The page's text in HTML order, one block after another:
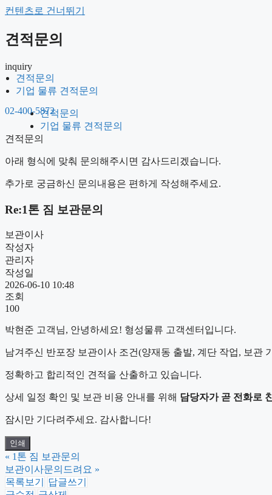
컨텐츠로 건너뛰기
02-400-5872
견적문의
inquiry
견적문의
기업 물류 견적문의
견적문의
기업 물류 견적문의
견적문의
아래 형식에 맞춰 문의해주시면 감사드리겠습니다.
추가로 궁금하신 문의내용은 편하게 작성해주세요.
Re:1톤 짐 보관문의
보관이사
작성자
관리자
작성일
2026-06-10 10:48
조회
100
박현준 고객님, 안녕하세요! 형성물류 고객센터입니다.
남겨주신 반포장 보관이사 조건(양재동 출발, 계단 작업, 보관
정확하고 합리적인 견적을 산출하고 있습니다.
상세 일정 확인 및 보관 비용 안내를 위해 담당자가 곧 전화로
잠시만 기다려주세요. 감사합니다!
인쇄
« 1톤 짐 보관문의
보관이사문의드려요 »
목록보기
답글쓰기